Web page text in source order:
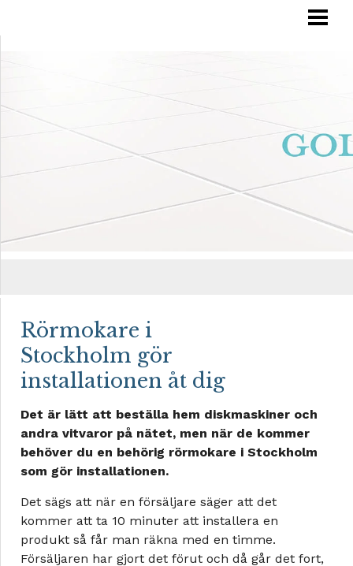
MÅLA TRÄGOLV
Rörmokare i
Stockholm gör
installationen åt dig
Det är lätt att beställa hem diskmaskiner och
andra vitvaror på nätet, men när de kommer
behöver du en behörig rörmokare i Stockholm
som gör installationen.
Det sägs att när en försäljare säger att det
kommer att ta 10 minuter att installera en
produkt så får man räkna med en timme.
Försäljaren har gjort det förut och då går det fort,